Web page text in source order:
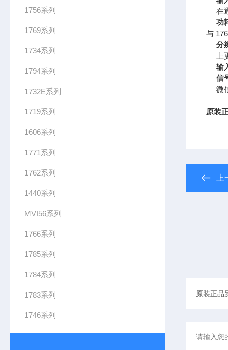
1756系列
1769系列
1734系列
1794系列
1732E系列
1719系列
1606系列
1771系列
1762系列
1440系列
MVI56系列
1766系列
1785系列
1784系列
1783系列
1746系列
在
功
与
分
输
信
微
原装